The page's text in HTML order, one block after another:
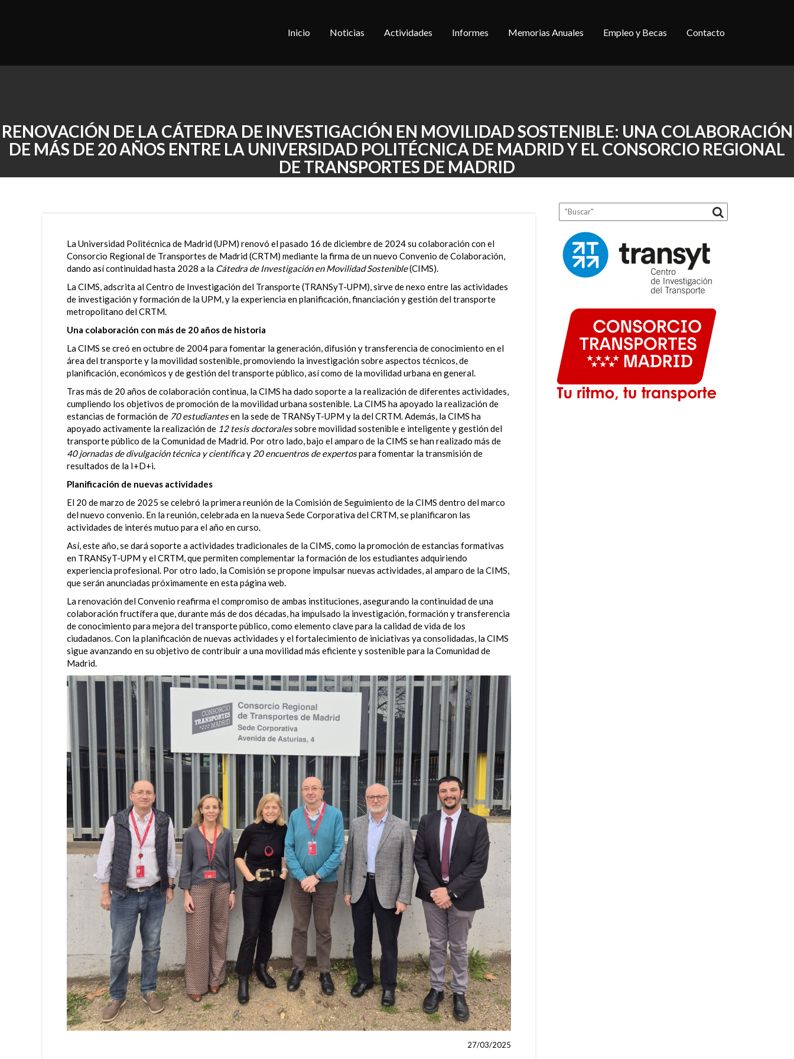
Inicio Noticias Actividades Informes Memorias Anuales Empleo y Becas Contacto
RENOVACIÓN DE LA CÁTEDRA DE INVESTIGACIÓN EN MOVILIDAD SOSTENIBLE: UNA COLABORACIÓN
DE MÁS DE 20 AÑOS ENTRE LA UNIVERSIDAD POLITÉCNICA DE MADRID Y EL CONSORCIO REGIONAL
DE TRANSPORTES DE MADRID
La Universidad Politécnica de Madrid (UPM) renovó el pasado 16 de diciembre de 2024 su colaboración con el
Consorcio Regional de Transportes de Madrid (CRTM) mediante la firma de un nuevo Convenio de Colaboración,
dando así continuidad hasta 2028 a la Cátedra de Investigación en Movilidad Sostenible(CIMS).
La CIMS, adscrita al Centro de Investigación del Transporte (TRANSyT-UPM), sirve de nexo entre las actividades
de investigación y formación de la UPM, y la experiencia en planificación, financiación y gestión del transporte
metropolitano del CRTM.
Una colaboración con más de 20 años de historia
La CIMS se creó en octubre de 2004 para fomentar la generación, difusión y transferencia de conocimiento en el
área del transporte y la movilidad sostenible, promoviendo la investigación sobre aspectos técnicos, de
planificación, económicos y de gestión del transporte público, así como de la movilidad urbana en general.
Tras más de 20 años de colaboración continua, la CIMS ha dado soporte a la realización de diferentes actividades,
cumpliendo los objetivos de promoción de la movilidad urbana sostenible. La CIMS ha apoyado la realización de
estancias de formación de 70 estudiantesen la sede de TRANSyT-UPM y la del CRTM. Además, la CIMS ha
apoyado activamente la realización de 12 tesis doctoralessobre movilidad sostenible e inteligente y gestión del
transporte público de la Comunidad de Madrid. Por otro lado, bajo el amparo de la CIMS se han realizado más de
40 jornadas de divulgación técnica y científicay 20 encuentros de expertospara fomentar la transmisión de
resultados de la I+D+i.
Planificación de nuevas actividades
El 20 de marzo de 2025 se celebró la primera reunión de la Comisión de Seguimiento de la CIMS dentro del marco
del nuevo convenio. En la reunión, celebrada en la nueva Sede Corporativa del CRTM, se planificaron las
actividades de interés mutuo para el año en curso.
Así, este año, se dará soporte a actividades tradicionales de la CIMS, como la promoción de estancias formativas
en TRANSyT-UPM y el CRTM, que permiten complementar la formación de los estudiantes adquiriendo
experiencia profesional. Por otro lado, la Comisión se propone impulsar nuevas actividades, al amparo de la CIMS,
que serán anunciadas próximamente en esta página web.
La renovación del Convenio reafirma el compromiso de ambas instituciones, asegurando la continuidad de una
colaboración fructífera que, durante más de dos décadas, ha impulsado la investigación, formación y transferencia
de conocimiento para mejora del transporte público, como elemento clave para la calidad de vida de los
ciudadanos. Con la planificación de nuevas actividades y el fortalecimiento de iniciativas ya consolidadas, la CIMS
sigue avanzando en su objetivo de contribuir a una movilidad más eficiente y sostenible para la Comunidad de
Madrid.
27/03/2025